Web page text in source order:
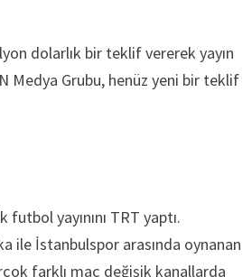
dolarlık bir teklif vererek yayın
Medya Grubu, henüz yeni bir teklif
yayınını TRT yaptı.
ile İstanbulspor arasında oynanan
farklı maç değişik kanallarda